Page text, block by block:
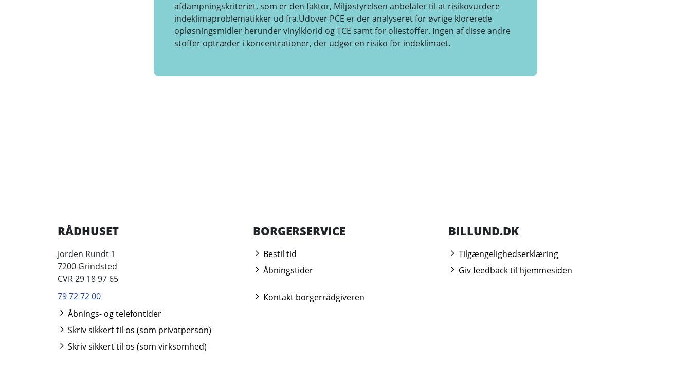
afdampningskriteriet, som er den faktor, Miljøstyrelsen anbefaler til at risikovurdere
indeklimaproblematikker ud fra.Udover PCE er der analyseret for øvrige klorerede
opløsningsmidler herunder vinylklorid og TCE samt for oliestoffer. Ingen af disse andre
stoffer optræder i koncentrationer, der udgør en risiko for indeklimaet.
RÅDHUSET
Jorden Rundt 1
7200 Grindsted
CVR 29 18 97 65
79 72 72 00
Åbnings- og telefontider
Skriv sikkert til os (som privatperson)
Skriv sikkert til os (som virksomhed)
BORGERSERVICE
Bestil tid
Åbningstider
Kontakt borgerrådgiveren
BILLUND.DK
Tilgængelighedserklæring
Giv feedback til hjemmesiden